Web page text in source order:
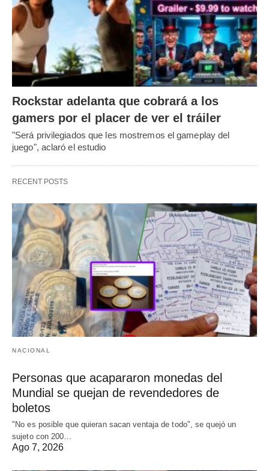
Rockstar adelanta que cobrará a los
gamers por el placer de ver el tráiler
"Será privilegiados que les mostremos el gameplay del
juego", aclaró el estudio
RECENT POSTS
NACIONAL
Personas que acapararon monedas del
Mundial se quejan de revendedores de
boletos
"No es posible que quieran sacan ventaja de todo", se quejó un
sujeto con 200…
Ago 7, 2026